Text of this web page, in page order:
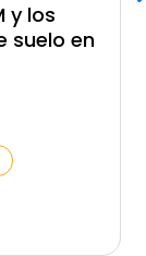
y los
suelo en